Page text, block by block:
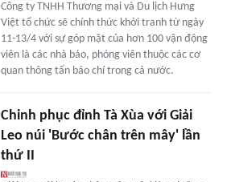
Công ty TNHH Thương mại và Du lịch Hưng
Việt tổ chức sẽ chính thức khởi tranh từ ngày
11-13/4 với sự góp mặt của hơn 100 vận động
viên là các nhà báo, phóng viên thuộc các cơ
quan thông tấn báo chí trong cả nước.
Chinh phục đỉnh Tà Xùa với Giải
Leo núi 'Bước chân trên mây' lần
thứ II